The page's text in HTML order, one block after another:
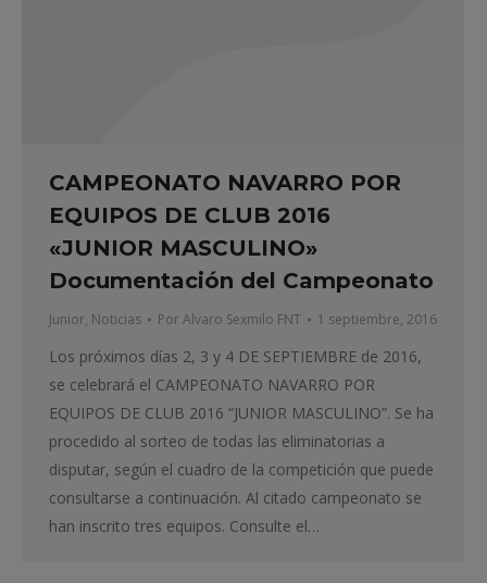
CAMPEONATO NAVARRO POR
EQUIPOS DE CLUB 2016
«JUNIOR MASCULINO»
Documentación del Campeonato
Junior, Noticias PorAlvaro Sexmilo FNT 1 septiembre, 2016
Los próximos días 2, 3 y 4 DE SEPTIEMBRE de 2016,
se celebrará el CAMPEONATO NAVARRO POR
EQUIPOS DE CLUB 2016 “JUNIOR MASCULINO”. Se ha
procedido al sorteo de todas las eliminatorias a
disputar, según el cuadro de la competición que puede
consultarse a continuación. Al citado campeonato se
han inscrito tres equipos. Consulte el…